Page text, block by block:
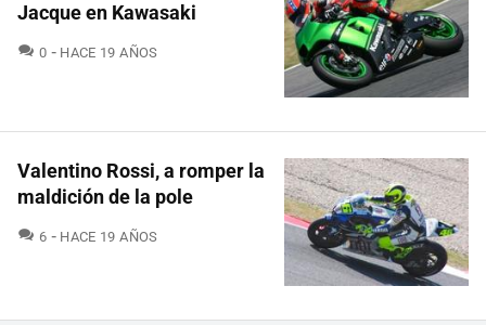
Jacque en Kawasaki
0 COMENTARIOS
HACE 19 AÑOS
Valentino Rossi, a romper la
maldición de la pole
6 COMENTARIOS
HACE 19 AÑOS